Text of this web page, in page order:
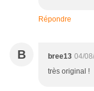
Répondre
B bree13 04/
très original !